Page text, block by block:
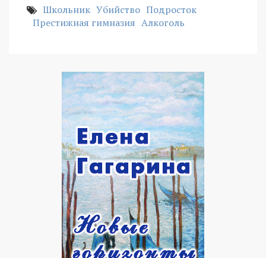
Школьник Убийство Подросток
Престижная гимназия Алкоголь